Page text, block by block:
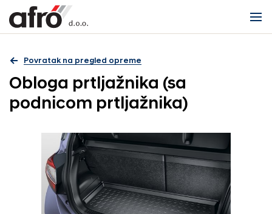
Povratak na pregled opreme
Obloga prtljažnika (sa
podnicom prtljažnika)